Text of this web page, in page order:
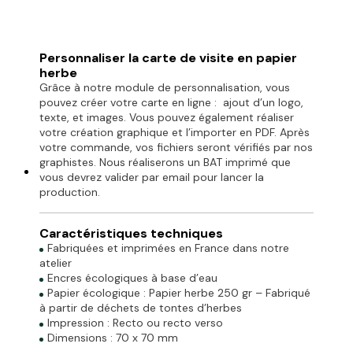
Personnaliser la carte de visite en papier
herbe
Grâce à notre module de personnalisation, vous
pouvez créer votre carte en ligne : ajout d’un logo,
texte, et images. Vous pouvez également réaliser
votre création graphique et l’importer en PDF. Après
votre commande, vos fichiers seront vérifiés par nos
graphistes. Nous réaliserons un BAT imprimé que
vous devrez valider par email pour lancer la
production.
Caractéristiques techniques
Fabriquées et imprimées en France dans notre
atelier
Encres écologiques à base d’eau
Papier écologique : Papier herbe 250 gr – Fabriqué
à partir de déchets de tontes d’herbes
Impression : Recto ou recto verso
Dimensions : 70 x 70 mm